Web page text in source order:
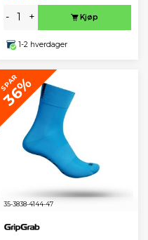
- + Kjøp
1-2 hverdager
SPAR
36%
35-3838-4144-47